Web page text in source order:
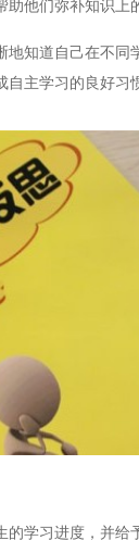
他们弥补知识上
道自己在不同
主学习的良好习
习进度，并给